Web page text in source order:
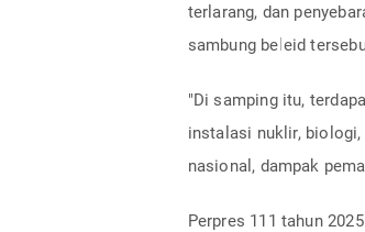
terlarang, dan
sambung beleid
"Di samping itu,
instalasi nuklir, biologi,
nasional, dampak
Perpres 111 tahun